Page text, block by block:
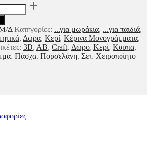
Δ Κατηγορίες: ...για μωράκια, ...για παιδιά,
, Δώρα, Κερί, Κέρινα Μονογράμματα,
3D, AB, Craft, Δώρο, Κερί, Κουπα,
, Πάσχα, Πορσελάνη, Σετ, Χειροποίητο